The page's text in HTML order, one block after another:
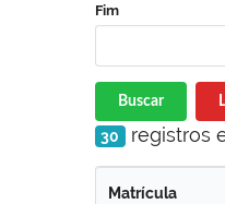
Fim
Buscar
30 registros
Matrícula